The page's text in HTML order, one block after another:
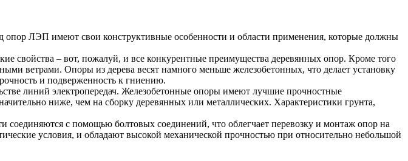
ЛЭП имеют свои конструктивные особенности и области применения, которые должны
свойства – вот, пожалуй, и все конкурентные преимущества деревянных опор. Кроме того
ветрами. Опоры из дерева весят намного меньше железобетонных, что делает установку
и подверженность к гниению.
линий электропередач. Железобетонные опоры имеют лучшие прочностные
ниже, чем на сборку деревянных или металлических. Характеристики грунта,
с помощью болтовых соединений, что облегчает перевозку и монтаж опор на
условия, и обладают высокой механической прочностью при относительно небольшой